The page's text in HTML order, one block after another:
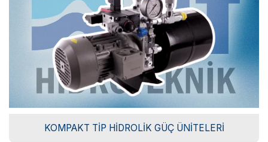
KOMPAKT TIP HIDROLIK GÜÇ ÜNITELERI